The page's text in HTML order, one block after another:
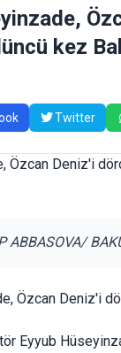
kez
Twitter
ABBASOVA/
Özcan Deniz'i
Eyyub